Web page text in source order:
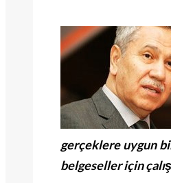
gerçeklere uygun
belgeseller için